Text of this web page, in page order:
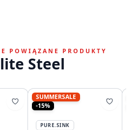
POWIĄZANE PRODUKTY
Steel
SUMMERSALE
-15%
PURE.SINK